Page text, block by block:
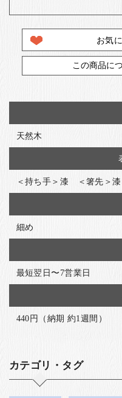
お気
この商品に
天然木
＜持ち手＞漆 ＜箸先＞漆
細め
最短翌日〜7営業日
440円（納期 約1週間）
カテゴリ・タグ